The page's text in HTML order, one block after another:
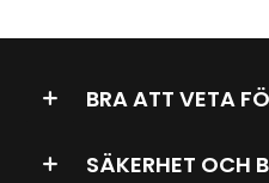
BRA ATT VETA
SÄKERHET OCH